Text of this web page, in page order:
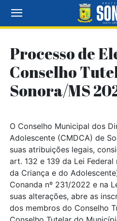
Processo de
Conselho
Sonora/MS
O Conselho Municipal dos
Adolescente (CMDCA) de
suas atribuições legais,
art. 132 e 139 da Lei
da Criança e do
Conanda nº 231/2022 e na
suas alterações, abre as
dos membros do Conselho